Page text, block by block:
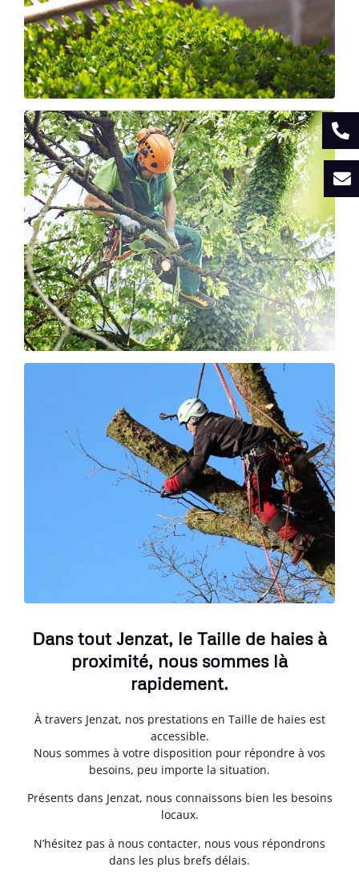
Dans tout Jenzat, le Taille de haies à
proximité, nous sommes là
rapidement.
À travers Jenzat, nos prestations en Taille de haies est
accessible.
Nous sommes à votre disposition pour répondre à vos
besoins, peu importe la situation.
Présents dans Jenzat, nous connaissons bien les besoins
locaux.
N’hésitez pas à nous contacter, nous vous répondrons
dans les plus brefs délais.